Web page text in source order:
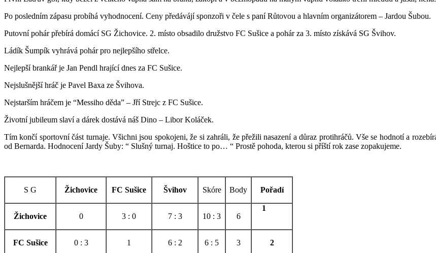
Po posledním zápasu probíhá vyhodnocení. Ceny předávájí sponzoři v čele s paní Růtovou a hlavním organizátorem – Jardou Šubou.
Putovní pohár přebírá domácí SG Žichovice. 2. místo obsadilo družstvo FC Sušice a pohár za 3. místo získává SG Švihov.
Ládík Šumpík vyhrává pohár pro nejlepšího střelce.
Nejlepší brankář je Jan Pendl hrající dnes za FC Sušice.
Nejslušnější hráč je Pavel Baxa ze Švihova.
Nejstarším hráčem je “Messiho děda” – Jří Strejc z FC Sušice.
Životní jubileum slaví a dárek dostává náš Dino – Libor Koláček.
Tím končí sportovní část turnaje. Všichni jsou spokojeni, že si zahráli, že přežili nasazení a důraz protihráčů. Vše se hodnotí a
od Bernarda. Hodnocení Jardy Šuby: “ Slušný turnaj. Hoštice to po… “ Prostě pohoda, kterou si příští rok zase zopakujeme.
S G Žichovice FC Sušice Švihov Skóre Body Pořadí
Žichovice 0 3 : 0 7 : 3 10 : 3 6
1
FC Sušice 0 : 3 1 6 : 2 6 : 5 3 2